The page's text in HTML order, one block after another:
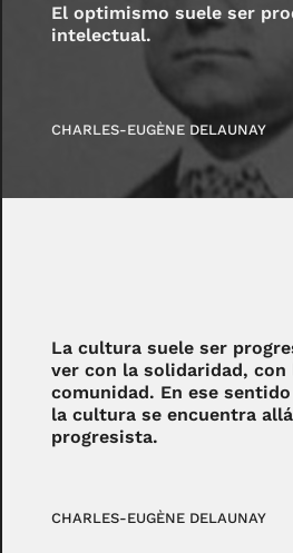
El optimismo suele ser
intelectual.
CHARLES-EUGÈNE DELAUNAY
La cultura suele ser
ver con la solidaridad,
comunidad. En ese
la cultura se encuentra
progresista.
CHARLES-EUGÈNE DELAUNAY